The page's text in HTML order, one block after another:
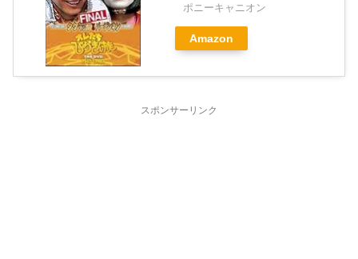
ポニーキャニオン
Amazon
スポンサーリンク